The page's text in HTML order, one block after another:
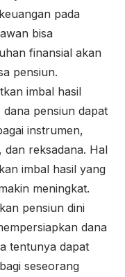
pada
bisa
finansial akan
pensiun.
imbal hasil
pensiun dapat
instrumen,
dan reksadana. Hal
imbal hasil yang
meningkat.
pensiun dini
dana
tentunya dapat
seseorang